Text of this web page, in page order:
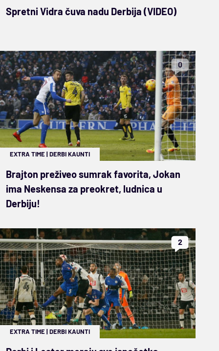
Spretni Vidra čuva nadu Derbija (VIDEO)
0
EXTRA TIME|DERBI KAUNTI
Brajton preživeo sumrak favorita, Jokan
ima Neskensa za preokret, ludnica u
Derbiju!
2
EXTRA TIME|DERBI KAUNTI